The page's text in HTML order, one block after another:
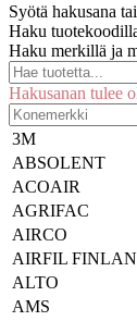
Syötä hakusana
Haku
Haku merkillä ja
Hakusanan tulee
3M
ABSOLENT
ACOAIR
AGRIFAC
AIRCO
AIRFIL
ALTO
AMS